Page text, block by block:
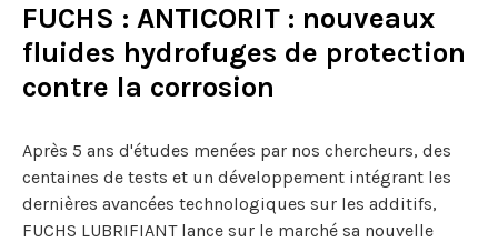
FUCHS : ANTICORIT : nouveaux
fluides hydrofuges de protection
contre la corrosion
Après 5 ans d'études menées par nos chercheurs, des
centaines de tests et un développement intégrant les
dernières avancées technologiques sur les additifs,
FUCHS LUBRIFIANT lance sur le marché sa nouvelle